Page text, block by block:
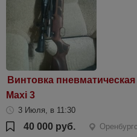
Винтовка
Maxi 3
3 Июля, в 11:30
40 000 руб.